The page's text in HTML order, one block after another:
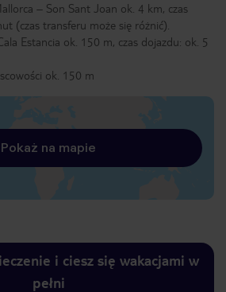
– Son Sant Joan ok. 4 km, czas
(czas transferu może się różnić).
Estancia ok. 150 m, czas dojazdu: ok. 5
ok. 150 m
Pokaż na mapie
i ciesz się wakacjami w
pełni